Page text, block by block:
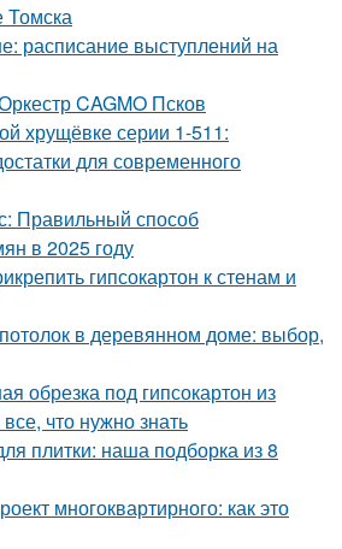
Томска
расписание выступлений на
CAGMO Псков
хрущёвке серии 1-511:
для современного
Правильный способ
в 2025 году
гипсокартон к стенам и
в деревянном доме: выбор,
обрезка под гипсокартон из
что нужно знать
плитки: наша подборка из 8
многоквартирного: как это